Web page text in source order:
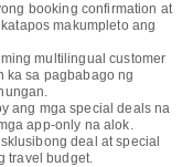
booking confirmation at
makumpleto ang
multilingual customer
ka sa pagbabago ng
ang mga special deals na
app-only na alok.
deal at special
travel budget.